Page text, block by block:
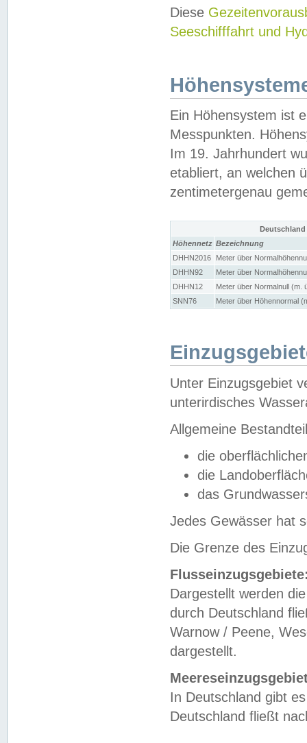
Diese
Seeschifffahrt und
Ein Höhensystem ist
Messpunkten.
Im 19. Jahrhundert
etabliert, an welchen
zentimetergenau
Höhennetz Bezeichnung
DHHN2016
Meter über
DHHN92
Meter über
DHHN12
Meter über Normalnull (m.
SNN76
Meter über Höhennormal
Unter Einzugsgebiet
unterirdisches
Allgemeine
die
die
das
Jedes Gewässer hat
Die Grenze des
Dargestellt werden
durch Deutschland
Warnow / Peene,
dargestellt.
In Deutschland gibt
Deutschland fließt